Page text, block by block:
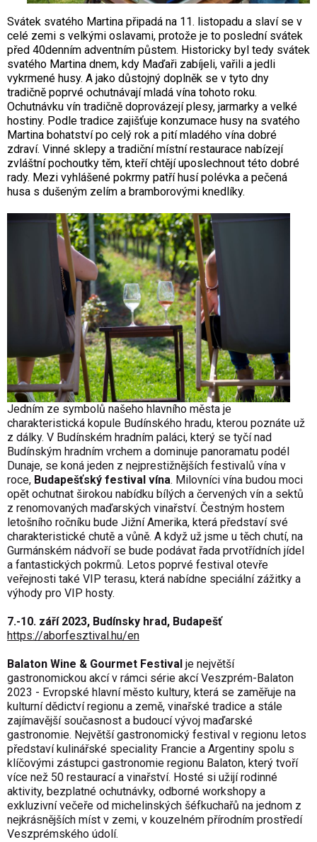
Svátek svatého Martina připadá na 11. listopadu a slaví se v
celé zemi s velkými oslavami, protože je to poslední svátek
před 40denním adventním půstem. Historicky byl tedy svátek
svatého Martina dnem, kdy Maďaři zabíjeli, vařili a jedli
vykrmené husy. A jako důstojný doplněk se v tyto dny
tradičně poprvé ochutnávají mladá vína tohoto roku.
Ochutnávku vín tradičně doprovázejí plesy, jarmarky a velké
hostiny. Podle tradice zajišťuje konzumace husy na svatého
Martina bohatství po celý rok a pití mladého vína dobré
zdraví. Vinné sklepy a tradiční místní restaurace nabízejí
zvláštní pochoutky těm, kteří chtějí uposlechnout této dobré
rady. Mezi vyhlášené pokrmy patří husí polévka a pečená
husa s dušeným zelím a bramborovými knedlíky.
Jedním ze symbolů našeho hlavního města je
charakteristická kopule Budínského hradu, kterou poznáte už
z dálky. V Budínském hradním paláci, který se tyčí nad
Budínským hradním vrchem a dominuje panoramatu podél
Dunaje, se koná jeden z nejprestižnějších festivalů vína v
roce, Budapešťský festival vína. Milovníci vína budou moci
opět ochutnat širokou nabídku bílých a červených vín a sektů
z renomovaných maďarských vinařství. Čestným hostem
letošního ročníku bude Jižní Amerika, která představí své
charakteristické chutě a vůně. A když už jsme u těch chutí, na
Gurmánském nádvoří se bude podávat řada prvotřídních jídel
a fantastických pokrmů. Letos poprvé festival otevře
veřejnosti také VIP terasu, která nabídne speciální zážitky a
výhody pro VIP hosty.
7.-10. září 2023, Budínsky hrad, Budapešť
https://aborfesztival.hu/en
Balaton Wine & Gourmet Festival je největší
gastronomickou akcí v rámci série akcí Veszprém-Balaton
2023 - Evropské hlavní město kultury, která se zaměřuje na
kulturní dědictví regionu a země, vinařské tradice a stále
zajímavější současnost a budoucí vývoj maďarské
gastronomie. Největší gastronomický festival v regionu letos
představí kulinářské speciality Francie a Argentiny spolu s
klíčovými zástupci gastronomie regionu Balaton, který tvoří
více než 50 restaurací a vinařství. Hosté si užijí rodinné
aktivity, bezplatné ochutnávky, odborné workshopy a
exkluzivní večeře od michelinských šéfkuchařů na jednom z
nejkrásnějších míst v zemi, v kouzelném přírodním prostředí
Veszprémského údolí.